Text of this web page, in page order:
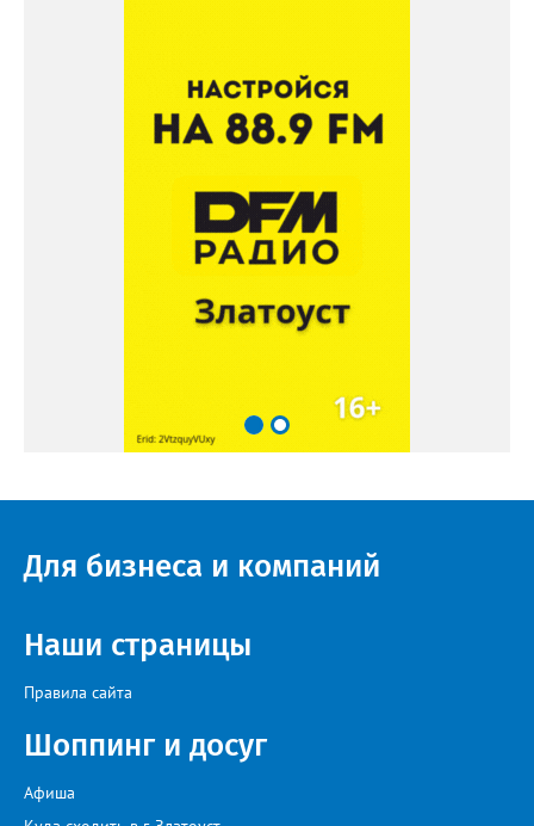
Для бизнеса и компаний
Наши страницы
Правила сайта
Шоппинг и досуг
Афиша